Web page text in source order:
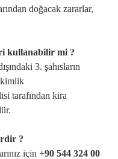
doğacak zararlar,
kullanabilir mi ?
3. şahısların
kimlik
tarafından kira
?
için +90 544 324 00